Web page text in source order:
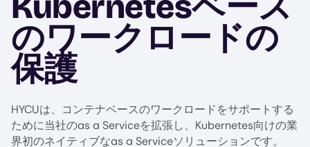
のワークロードの
保護
HYCUは、コンテナベースのワークロードをサポートする
ために当社のas a Serviceを拡張し、Kubernetes向けの業
界初のネイティブなas a Serviceソリューションです。